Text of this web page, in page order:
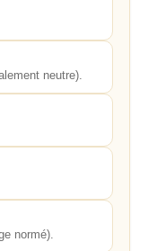
neutre).
normé).